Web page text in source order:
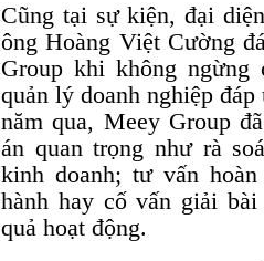
Cũng tại sự kiện, đại
ông Hoàng Việt Cường
Group khi không
quản lý doanh nghiệp
năm qua, Meey Group
án quan trọng như rà
kinh doanh; tư vấn
hành hay cố vấn giải
quả hoạt động.